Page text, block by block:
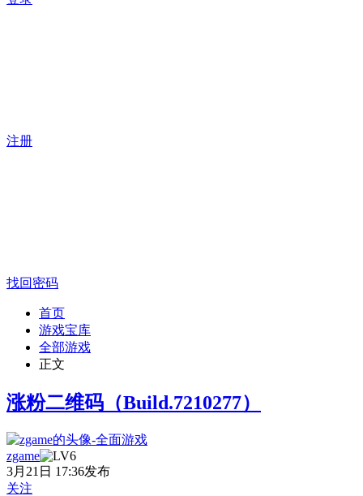
注册
找回密码
首页
游戏宝库
全部游戏
正文
涨粉二维码（Build.7210277）
zgame
3月21日 17:36发布
关注